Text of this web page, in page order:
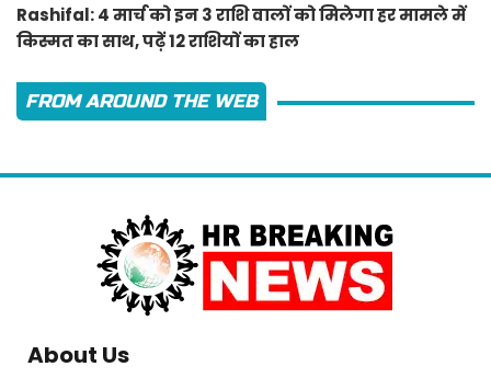
Rashifal: 4 मार्च को इन 3 राशि वालों को मिलेगा हर मामले में
किस्मत का साथ, पढ़ें 12 राशियों का हाल
FROM AROUND THE WEB
About Us